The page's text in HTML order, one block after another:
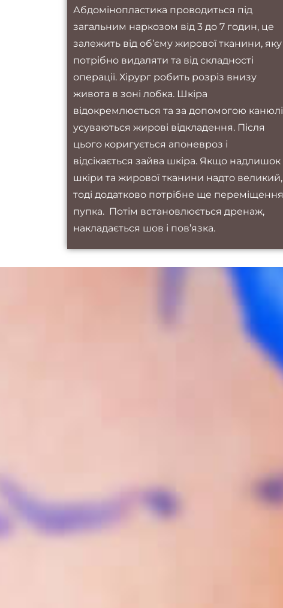
Абдомінопластика проводиться під
загальним наркозом від 3 до 7 годин, це
залежить від об’єму жирової тканини, яку
потрібно видаляти та від складності
операції. Хірург робить розріз внизу
живота в зоні лобка. Шкіра
відокремлюється та за допомогою канюлі
усуваються жирові відкладення. Після
цього коригується апоневроз і
відсікається зайва шкіра. Якщо надлишок
шкіри та жирової тканини надто великий,
тоді додатково потрібне ще переміщення
пупка. Потім встановлюється дренаж,
накладається шов і пов’язка.